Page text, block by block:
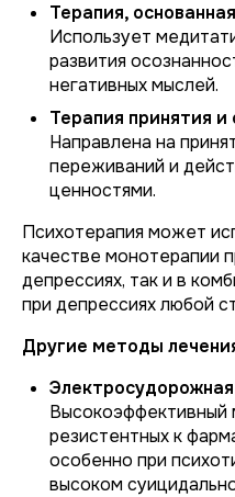
Терапия,
Использует
развития
негативных мыслей.
Терапия принятия
Направлена на
переживаний и
ценностями.
Психотерапия может
качестве монотерапии
депрессиях, так и в
при депрессиях любой
Другие методы
Высокоэффективный
резистентных к
особенно при
высоком